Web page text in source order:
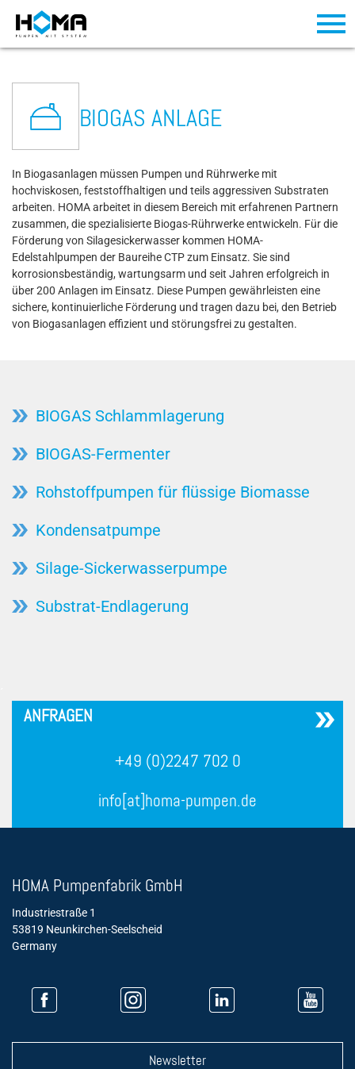
BIOGAS ANLAGE
In Biogasanlagen müssen Pumpen und Rührwerke mit
hochviskosen, feststoffhaltigen und teils aggressiven Substraten
arbeiten. HOMA arbeitet in diesem Bereich mit erfahrenen Partnern
zusammen, die spezialisierte Biogas-Rührwerke entwickeln. Für die
Förderung von Silagesickerwasser kommen HOMA-
Edelstahlpumpen der Baureihe CTP zum Einsatz. Sie sind
korrosionsbeständig, wartungsarm und seit Jahren erfolgreich in
über 200 Anlagen im Einsatz. Diese Pumpen gewährleisten eine
sichere, kontinuierliche Förderung und tragen dazu bei, den Betrieb
von Biogasanlagen effizient und störungsfrei zu gestalten.
BIOGAS Schlammlagerung
BIOGAS-Fermenter
Rohstoffpumpen für flüssige Biomasse
Kondensatpumpe
Silage-Sickerwasserpumpe
Substrat-Endlagerung
ANFRAGEN
+49 (0)2247 702 0
info[at]homa-pumpen.de
HOMA Pumpenfabrik GmbH
Industriestraße 1
53819 Neunkirchen-Seelscheid
Germany
Newsletter